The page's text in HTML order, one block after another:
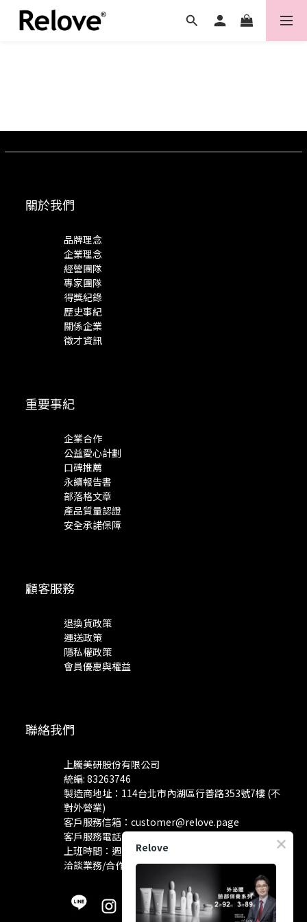
關於我們
品牌理念
企業理念
經營團隊
專家團隊
得獎紀錄
歷史事紀
關係企業
徵才資訊
重要事紀
企業合作
公益愛心計劃
口碑推薦
永續報告書
部落格文章
產品質量認證
安全承諾保障
顧客服務
退換貨政策
運送政策
隱私權政策
會員優惠與權益
聯絡我們
上騰美研股份有限公司
統編: 83263746
製造商地址：114台北市內湖區行善路353號7樓 (不
對外營業)
客戶服務信箱： customer@relove.page
客戶服務電話：
上班時間：週一至週五 10:30~18:30
洽談業務/合作資訊：pr@relove.page
Relove